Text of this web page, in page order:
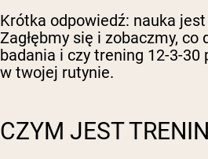
Krótka odpowiedź: nauka
Zagłębmy się i zobaczmy, co
badania i czy trening 12-3-30
w twojej rutynie.
CZYM JEST